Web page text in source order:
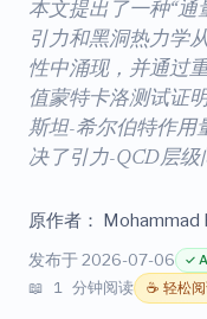
本文提出了一种“通
引力和黑洞热力学
性中涌现，并通过
值蒙特卡洛测试证
斯坦-希尔伯特作用
决了引力-QCD层级
原作者： Mohammad
发布于 2026-07-06 ✓
📖 1 分钟阅读 ☕ 轻松